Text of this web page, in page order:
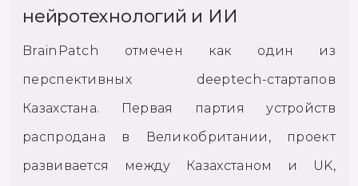
нейротехнологий и ИИ
BrainPatch отмечен как один из
перспективных deeptech-стартапов
Казахстана. Первая партия устройств
распродана в Великобритании, проект
развивается между Казахстаном и UK,